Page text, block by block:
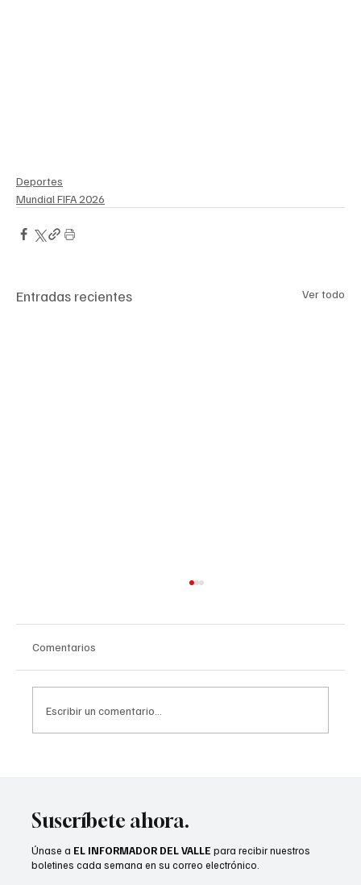
Deportes
Mundial FIFA 2026
Entradas recientes Ver todo
Comentarios
Escribir un comentario...
Suscríbete ahora.
Únase a EL INFORMADOR DEL VALLE para recibir nuestros
boletines cada semana en su correo electrónico.